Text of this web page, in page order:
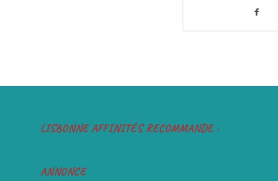
LISBONNE AFFINITÉS RECOMMANDE :
ANNONCE